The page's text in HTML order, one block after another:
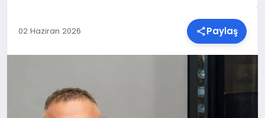
YAŞAM
02 Haziran 2026 Paylaş